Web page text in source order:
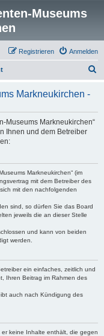
Museums
Anmelden
Registrieren
h
Markneukirchen -
Museums Markneukirchen“
Ihnen und dem Betreiber
Markneukirchen“ (im
mit dem Betreiber des
mit den nachfolgenden
sind, so dürfen Sie das Board
jeweils die an dieser Stelle
und kann von beiden
werden.
ein einfaches, zeitlich und
Ihren Beitrag im Rahmen des
auch nach Kündigung des
keine Inhalte enthält, die gegen